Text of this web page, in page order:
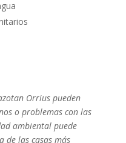
Orrius pueden
o problemas con las
ambiental puede
de las casas más